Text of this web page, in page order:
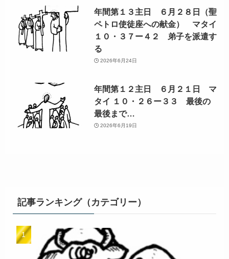
年間第１３主日 ６月２８日（聖
ペトロ使徒座への献金） マタイ
１０・３７ー４２ 弟子を派遣す
る
2026年6月24日
年間第１２主日 ６月２１日 マ
タイ １０・２６ー３３ 最後の
最後まで…
2026年6月19日
記事ランキング（カテゴリー）